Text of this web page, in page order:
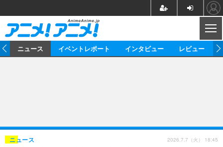
ニュース イベントレポート インタビュー レビュー
ニュース 2026.7.7（火） 18:45